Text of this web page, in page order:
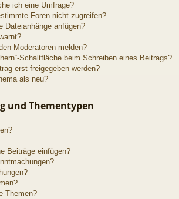
ich eine Umfrage?
Foren nicht zugreifen?
Dateianhänge anfügen?
Moderatoren melden?
Schaltfläche beim Schreiben eines Beitrags?
erst freigegeben werden?
als neu?
und Thementypen
Beiträge einfügen?
Themen?